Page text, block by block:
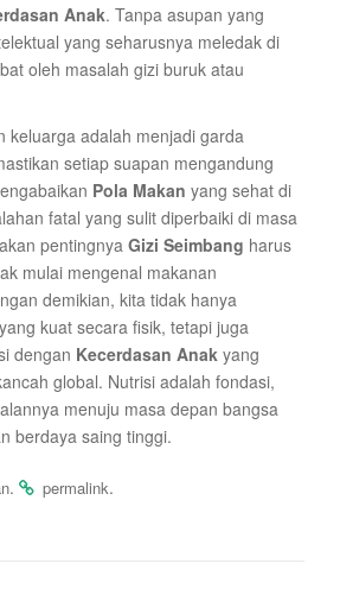
Anak. Tanpa asupan yang
yang seharusnya meledak di
oleh masalah gizi buruk atau
keluarga adalah menjadi garda
setiap suapan mengandung
Pola Makan yang sehat di
fatal yang sulit diperbaiki di masa
pentingnya Gizi Seimbang harus
mulai mengenal makanan
demikian, kita tidak hanya
kuat secara fisik, tetapi juga
dengan Kecerdasan Anak yang
global. Nutrisi adalah fondasi,
menuju masa depan bangsa
berdaya saing tinggi.
. permalink.